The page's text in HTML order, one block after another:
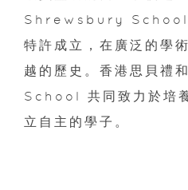
Shrewsbury School
特許成立，在廣泛的學
越的歷史。香港思貝
School 共同致力於培
立自主的學子。